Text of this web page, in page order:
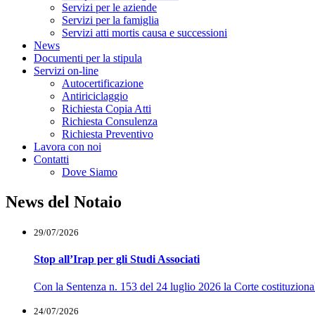
Servizi per le aziende
Servizi per la famiglia
Servizi atti mortis causa e successioni
News
Documenti per la stipula
Servizi on-line
Autocertificazione
Antiriciclaggio
Richiesta Copia Atti
Richiesta Consulenza
Richiesta Preventivo
Lavora con noi
Contatti
Dove Siamo
News del Notaio
29/07/2026
Stop all’Irap per gli Studi Associati
Con la Sentenza n. 153 del 24 luglio 2026 la Corte
24/07/2026